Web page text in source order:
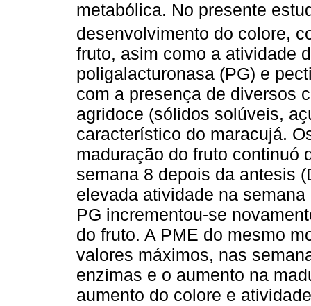
metabólica. No presente
desenvolvimento do colore,
fruto, asim como a atividade
poligalacturonasa (PG) e
com a presença de diversos
agridoce (sólidos solúveis,
característico do maracujá.
maduração do fruto continuó
semana 8 depois da antesis
elevada atividade na
PG incrementou-se
do fruto. A PME do mesmo
valores máximos, nas
enzimas e o aumento na
aumento do colore e